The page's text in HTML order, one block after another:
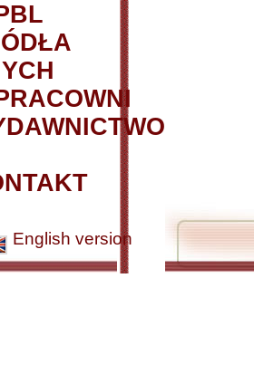
English version